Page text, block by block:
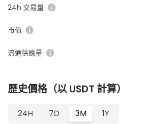
24h 交易量
市值
流通供應量
歷史價格（以 USDT 計算）
24H 7D 3M 1Y